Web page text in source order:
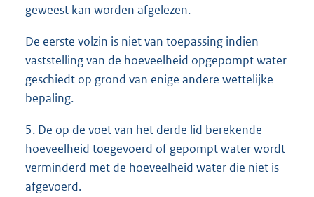
geweest kan worden afgelezen.
De eerste volzin is niet van toepassing indien
vaststelling van de hoeveelheid opgepompt water
geschiedt op grond van enige andere wettelijke
bepaling.
5. De op de voet van het derde lid berekende
hoeveelheid toegevoerd of gepompt water wordt
verminderd met de hoeveelheid water die niet is
afgevoerd.